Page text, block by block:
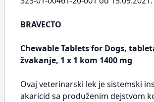
BRAVECTO
Chewable Tablets for Dogs,
žvakanje, 1 x 1 kom 1400 mg
Ovaj veterinarski lek je sistemski
akaricid sa produženim dejstvom